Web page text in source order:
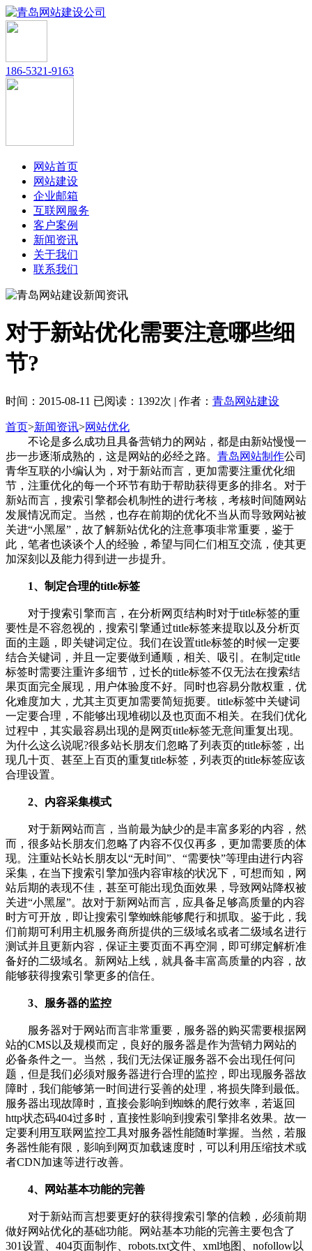
186-5321-9163
网站首页
网站建设
企业邮箱
互联网服务
客户案例
新闻资讯
关于我们
联系我们
对于新站优化需要注意哪些细
节?
时间：2015-08-11 已阅读：1392次 | 作者： 青岛网站建设
首页>新闻资讯>网站优化
不论是多么成功且具备营销力的网站，都是由新站慢慢一
步一步逐渐成熟的，这是网站的必经之路。 青岛网站制作公司
青华互联的小编认为，对于新站而言，更加需要注重优化细
节，注重优化的每一个环节有助于帮助获得更多的排名。对于
新站而言，搜索引擎都会机制性的进行考核，考核时间随网站
发展情况而定。当然，也存在前期的优化不当从而导致网站被
关进“小黑屋”，故了解新站优化的注意事项非常重要，鉴于
此，笔者也谈谈个人的经验，希望与同仁们相互交流，使其更
加深刻以及能力得到进一步提升。
1、制定合理的title标签
对于搜索引擎而言，在分析网页结构时对于title标签的重
要性是不容忽视的，搜索引擎通过title标签来提取以及分析页
面的主题，即关键词定位。我们在设置title标签的时候一定要
结合关键词，并且一定要做到通顺，相关、吸引。在制定title
标签时需要注重许多细节，过长的title标签不仅无法在搜索结
果页面完全展现，用户体验度不好。同时也容易分散权重，优
化难度加大，尤其主页更加需要简短扼要。title标签中关键词
一定要合理，不能够出现堆砌以及也页面不相关。在我们优化
过程中，其实最容易出现的是网页title标签无意间重复出现。
为什么这么说呢?很多站长朋友们忽略了列表页的title标签，出
现几十页、甚至上百页的重复title标签，列表页的title标签应该
合理设置。
2、内容采集模式
对于新网站而言，当前最为缺少的是丰富多彩的内容，然
而，很多站长朋友们忽略了内容不仅仅再多，更加需要质的体
现。注重站长站长朋友以“无时间”、“需要快”等理由进行内容
采集，在当下搜索引擎加强内容审核的状况下，可想而知，网
站后期的表现不佳，甚至可能出现负面效果，导致网站降权被
关进“小黑屋”。故对于新网站而言，应具备足够高质量的内容
时方可开放，即让搜索引擎蜘蛛能够爬行和抓取。鉴于此，我
们前期可利用主机服务商所提供的三级域名或者二级域名进行
测试并且更新内容，保证主要页面不再空洞，即可绑定解析准
备好的二级域名。新网站上线，就具备丰富高质量的内容，故
能够获得搜索引擎更多的信任。
3、服务器的监控
服务器对于网站而言非常重要，服务器的购买需要根据网
站的CMS以及规模而定，良好的服务器是作为营销力网站的
必备条件之一。当然，我们无法保证服务器不会出现任何问
题，但是我们必须对服务器进行合理的监控，即出现服务器故
障时，我们能够第一时间进行妥善的处理，将损失降到最低。
服务器出现故障时，直接会影响到蜘蛛的爬行效率，若返回
http状态码404过多时，直接性影响到搜索引擎排名效果。故一
定要利用互联网监控工具对服务器性能随时掌握。当然，若服
务器性能有限，影响到网页加载速度时，可以利用压缩技术或
者CDN加速等进行改善。
4、网站基本功能的完善
对于新站而言想要更好的获得搜索引擎的信赖，必须前期
做好网站优化的基础功能。网站基本功能的完善主要包含了
301设置、404页面制作、robots.txt文件、xml地图、nofollow以